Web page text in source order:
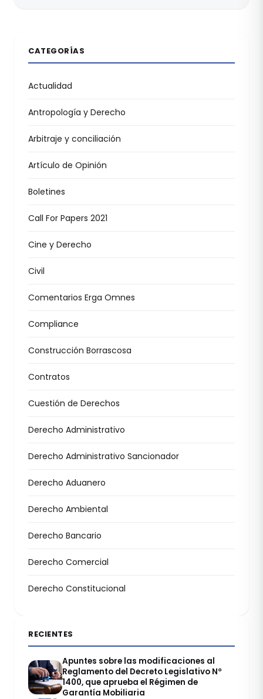
CATEGORÍAS
Actualidad
Antropología y Derecho
Arbitraje y conciliación
Artículo de Opinión
Boletines
Call For Papers 2021
Cine y Derecho
Civil
Comentarios Erga Omnes
Compliance
Construcción Borrascosa
Contratos
Cuestión de Derechos
Derecho Administrativo
Derecho Administrativo Sancionador
Derecho Aduanero
Derecho Ambiental
Derecho Bancario
Derecho Comercial
Derecho Constitucional
RECIENTES
Apuntes sobre las modificaciones al
Reglamento del Decreto Legislativo Nº
1400, que aprueba el Régimen de
Garantía Mobiliaria